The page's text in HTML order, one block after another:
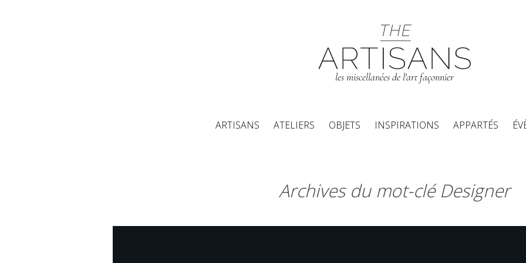
les miscellanées de l'art façonnier
Aller au contenu principal
ARTISANS ATELIERS OBJETS INSPIRATIONS APPARTÉS
Archives du mot-clé Designer